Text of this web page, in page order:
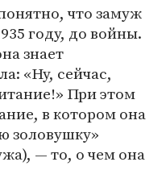
что замуж
году, до войны.
знает
«Ну, сейчас,
При этом
в котором она
золовушку»
— то, о чем она